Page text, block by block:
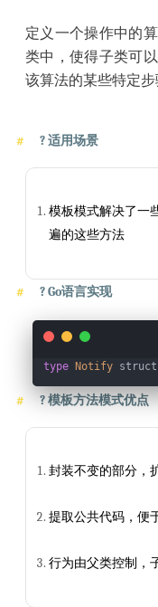
定义一个操作中的
类中，使得子类可
该算法的某些特定步
?适用场景
模板模式解决了一
遍的这些方法
?Go语言实现
type Notify struct
?模板方法模式优点
封装不变的部分，
提取公共代码，便
行为由父类控制，